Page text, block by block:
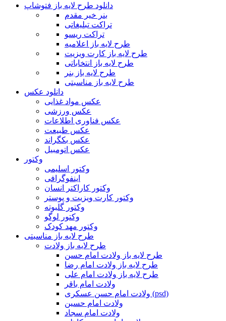
دانلود طرح لایه باز فتوشاپ
بنر خیر مقدم
تراکت تبلیغاتی
تراکت ریسو
طرح لایه باز اعلامیه
طرح لایه باز کارت ویزیت
طرح لایه باز انتخاباتی
طرح لایه باز بنر
طرح لایه باز مناسبتی
دانلود عکس
عکس مواد غذایی
عکس ورزشی
عکس فناوری اطلاعات
عکس طبیعت
عکس بکگراند
عکس اتومبیل
وکتور
وکتور اسلیمی
اینفوگرافی
وکتور کاراکتر انسان
وکتور کارت ویزیت و پوستر
وکتور گلبوته
وکتور لوگو
وکتور مهد کودک
طرح لایه باز مناسبتی
طرح لایه باز ولادت
طرح لایه باز ولادت امام حسن
طرح لایه باز ولادت امام رضا
طرح لایه باز ولادت امام علی
ولادت امام باقر
ولادت امام حسن عسکری (psd)
ولادت امام حسین
ولادت امام سجاد